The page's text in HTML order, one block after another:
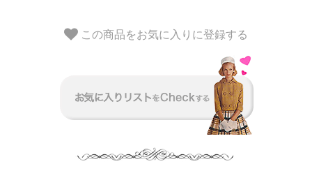
この商品をお気に入りに登録する